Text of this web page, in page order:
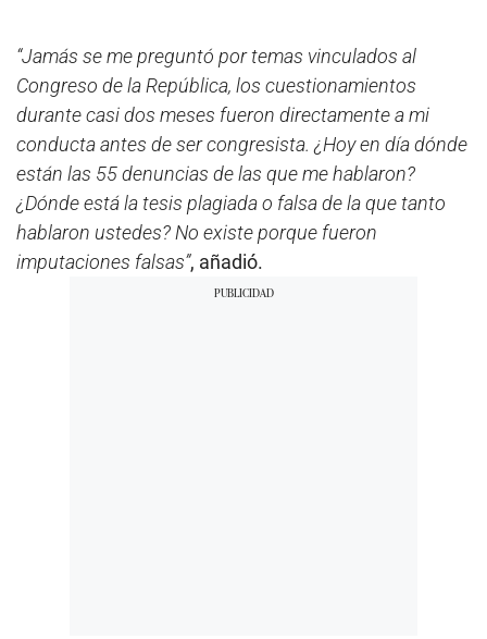
“Jamás se me preguntó por temas vinculados al
Congreso de la República, los cuestionamientos
durante casi dos meses fueron directamente a mi
conducta antes de ser congresista. ¿Hoy en día dónde
están las 55 denuncias de las que me hablaron?
¿Dónde está la tesis plagiada o falsa de la que tanto
hablaron ustedes? No existe porque fueron
imputaciones falsas”, añadió.